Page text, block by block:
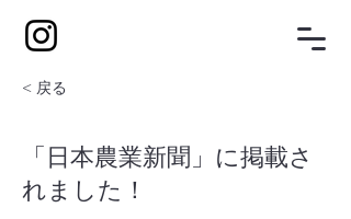
< 戻る
「日本農業新聞」に掲載さ
れました！